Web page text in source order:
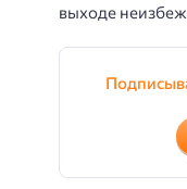
выходе